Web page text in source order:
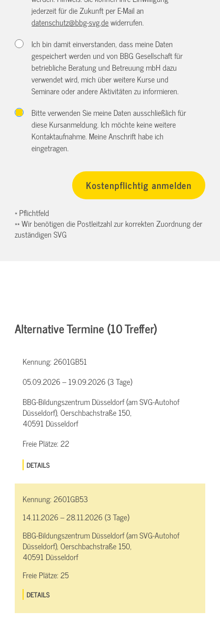
jederzeit für die Zukunft per E-Mail an
datenschutz@bbg-svg.dewiderrufen.
Ich bin damit einverstanden, dass meine Daten
gespeichert werden und von BBG Gesellschaft für
betriebliche Beratung und Betreuung mbH dazu
verwendet wird, mich über weitere Kurse und
Seminare oder andere Aktivitäten zu informieren.
Bitte verwenden Sie meine Daten ausschließlich für
diese Kursanmeldung. Ich möchte keine weitere
Kontaktaufnahme. Meine Anschrift habe ich
eingetragen.
* Pflichtfeld
** Wir benötigen die Postleitzahl zur korrekten Zuordnung der
zuständigen SVG
Alternative Termine (10 Treffer)
Kennung:2601GB51
05.09.2026 – 19.09.2026 (3 Tage)
BBG-Bildungszentrum Düsseldorf (am SVG-Autohof
Düsseldorf), Oerschbachstraße 150,
40591 Düsseldorf
Freie Plätze:22
DETAILS
Kennung:2601GB53
14.11.2026 – 28.11.2026 (3 Tage)
BBG-Bildungszentrum Düsseldorf (am SVG-Autohof
Düsseldorf), Oerschbachstraße 150,
40591 Düsseldorf
Freie Plätze:25
DETAILS